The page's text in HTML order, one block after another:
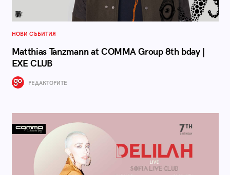
НОВИ СЪБИТИЯ
Matthias Tanzmann at COMMA Group 8th bday |
EXE CLUB
РЕДАКТОРИТЕ